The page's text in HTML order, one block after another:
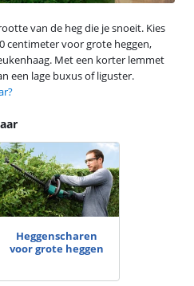
van de heg die je snoeit. Kies
centimeter voor grote heggen,
Met een korter lemmet
een lage buxus of liguster.
Heggenscharen
voor grote heggen